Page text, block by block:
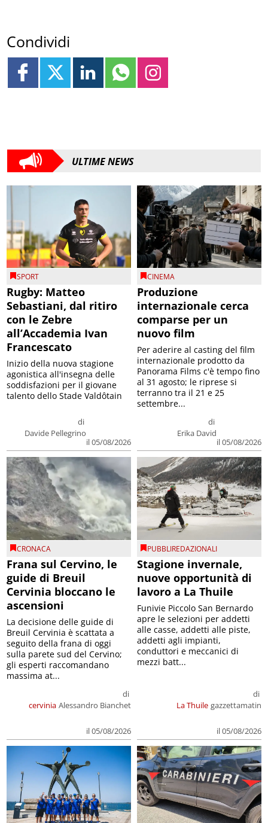
Condividi
ULTIME NEWS
SPORT
Rugby: Matteo
Sebastiani, dal ritiro
con le Zebre
all’Accademia Ivan
Francescato
di
Davide Pellegrino
il 05/08/2026
Inizio della nuova stagione
agonistica all'insegna delle
soddisfazioni per il giovane
talento dello Stade Valdôtain
CINEMA
Produzione
internazionale cerca
comparse per un
nuovo film
di
Erika David
il 05/08/2026
Per aderire al casting del film
internazionale prodotto da
Panorama Films c'è tempo fino
al 31 agosto; le riprese si
terranno tra il 21 e 25
settembre...
CRONACA
Frana sul Cervino, le
guide di Breuil
Cervinia bloccano le
ascensioni
cervinia
di
Alessandro Bianchet
il 05/08/2026
La decisione delle guide di
Breuil Cervinia è scattata a
seguito della frana di oggi
sulla parete sud del Cervino;
gli esperti raccomandano
massima at...
PUBBLIREDAZIONALI
Stagione invernale,
nuove opportunità di
lavoro a La Thuile
La Thuile
di
gazzettamatin
il 05/08/2026
Funivie Piccolo San Bernardo
apre le selezioni per addetti
alle casse, addetti alle piste,
addetti agli impianti,
conduttori e meccanici di
mezzi batt...